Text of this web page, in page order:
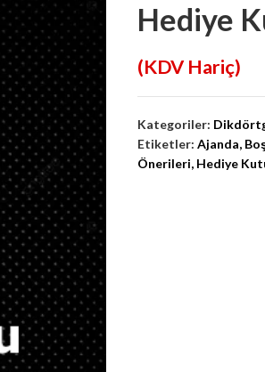
Hediye
(KDV Hariç)
Kategoriler:
Etiketler: Ajanda,
Önerileri, Hediye